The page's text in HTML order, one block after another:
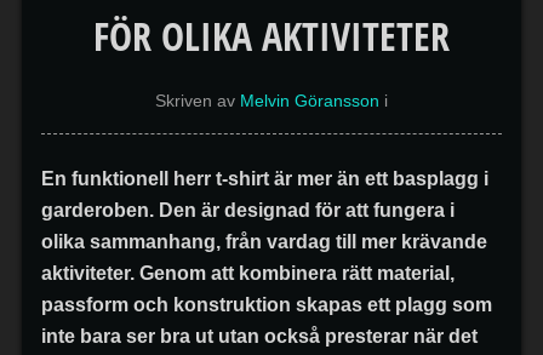
FÖR OLIKA AKTIVITETER
Skriven av Melvin Göransson i
En funktionell herr t-shirt är mer än ett basplagg i
garderoben. Den är designad för att fungera i
olika sammanhang, från vardag till mer krävande
aktiviteter. Genom att kombinera rätt material,
passform och konstruktion skapas ett plagg som
inte bara ser bra ut utan också presterar när det